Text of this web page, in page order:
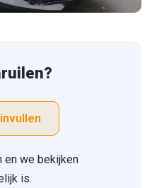
en we bekijken
is.